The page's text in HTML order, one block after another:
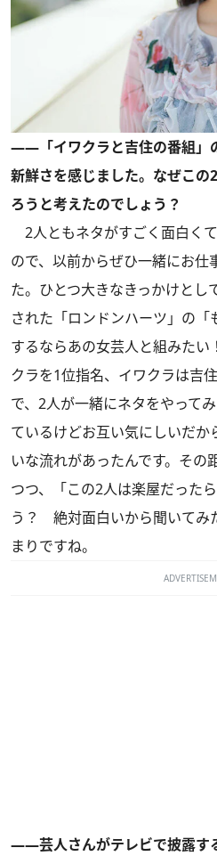
――「イワクラと吉住の番組」
新鮮さを感じました。なぜこ
ろうと考えたのでしょう？
2人ともネタがすごく面白く
ので、以前からぜひ一緒にお仕
た。ひとつ大きなきっかけとし
された「ロンドンハーツ」の
するならあの女芸人と組みたい
クラを1位指名、イワクラは吉
で、2人が一緒にネタをやって
ているけどお互い気にしいだ
いな流れがあったんです。その
つつ、「この2人は楽屋だった
う？ 絶対面白いから聞いてみ
まりですね。
――芸人さんがテレビで披露す